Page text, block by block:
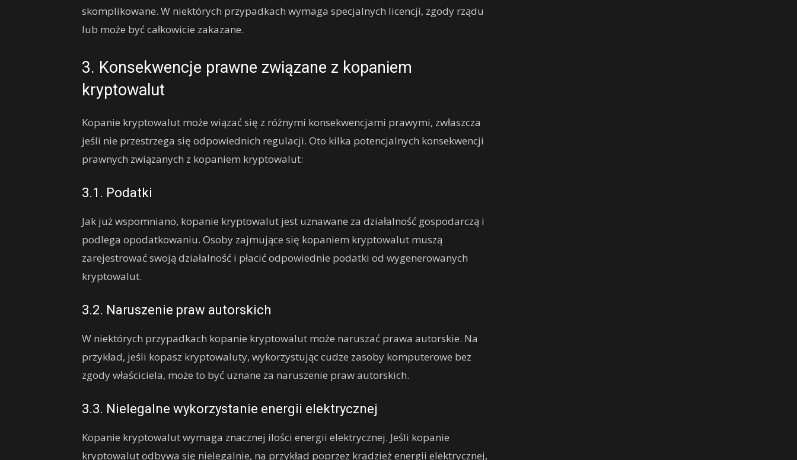
skomplikowane. W niektórych przypadkach wymaga specjalnych licencji, zgody rządu
lub może być całkowicie zakazane.
3. Konsekwencje prawne związane z kopaniem
kryptowalut
Kopanie kryptowalut może wiązać się z różnymi konsekwencjami prawymi, zwłaszcza
jeśli nie przestrzega się odpowiednich regulacji. Oto kilka potencjalnych konsekwencji
prawnych związanych z kopaniem kryptowalut:
3.1. Podatki
Jak już wspomniano, kopanie kryptowalut jest uznawane za działalność gospodarczą i
podlega opodatkowaniu. Osoby zajmujące się kopaniem kryptowalut muszą
zarejestrować swoją działalność i płacić odpowiednie podatki od wygenerowanych
kryptowalut.
3.2. Naruszenie praw autorskich
W niektórych przypadkach kopanie kryptowalut może naruszać prawa autorskie. Na
przykład, jeśli kopasz kryptowaluty, wykorzystując cudze zasoby komputerowe bez
zgody właściciela, może to być uznane za naruszenie praw autorskich.
3.3. Nielegalne wykorzystanie energii elektrycznej
Kopanie kryptowalut wymaga znacznej ilości energii elektrycznej. Jeśli kopanie
kryptowalut odbywa się nielegalnie, na przykład poprzez kradzież energii elektrycznej,